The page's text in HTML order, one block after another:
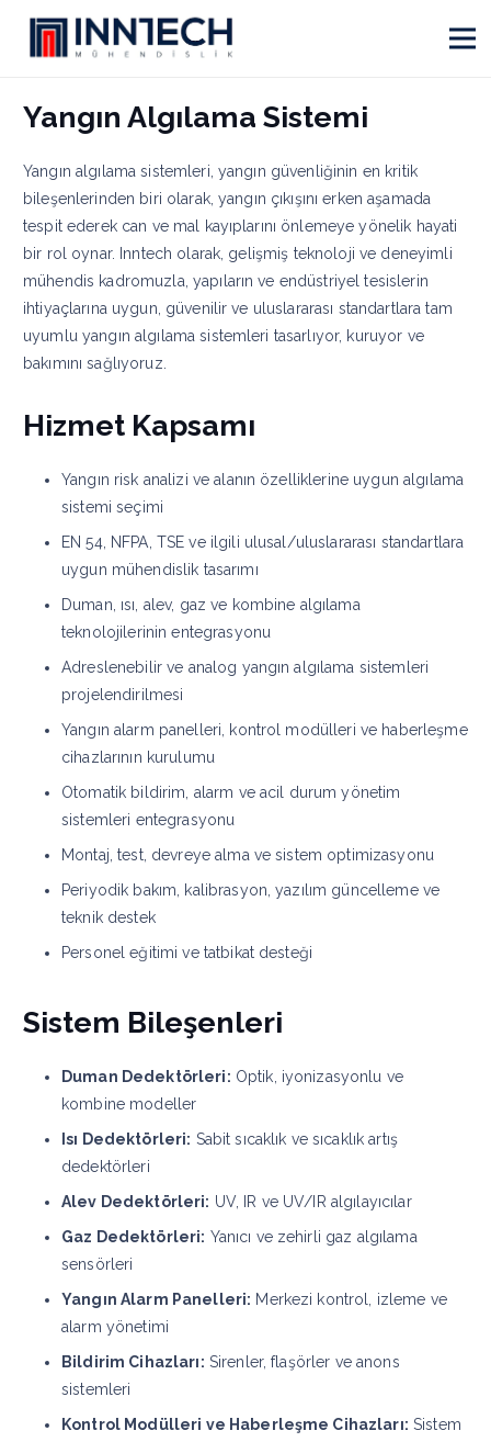
Yangın Algılama Sistemi
Yangın algılama sistemleri, yangın güvenliğinin en kritik
bileşenlerinden biri olarak, yangın çıkışını erken aşamada
tespit ederek can ve mal kayıplarını önlemeye yönelik hayati
bir rol oynar. Inntech olarak, gelişmiş teknoloji ve deneyimli
mühendis kadromuzla, yapıların ve endüstriyel tesislerin
ihtiyaçlarına uygun, güvenilir ve uluslararası standartlara tam
uyumlu yangın algılama sistemleri tasarlıyor, kuruyor ve
bakımını sağlıyoruz.
Hizmet Kapsamı
Yangın risk analizi ve alanın özelliklerine uygun algılama
sistemi seçimi
EN 54, NFPA, TSE ve ilgili ulusal/uluslararası standartlara
uygun mühendislik tasarımı
Duman, ısı, alev, gaz ve kombine algılama
teknolojilerinin entegrasyonu
Adreslenebilir ve analog yangın algılama sistemleri
projelendirilmesi
Yangın alarm panelleri, kontrol modülleri ve haberleşme
cihazlarının kurulumu
Otomatik bildirim, alarm ve acil durum yönetim
sistemleri entegrasyonu
Montaj, test, devreye alma ve sistem optimizasyonu
Periyodik bakım, kalibrasyon, yazılım güncelleme ve
teknik destek
Personel eğitimi ve tatbikat desteği
Sistem Bileşenleri
Duman Dedektörleri: Optik, iyonizasyonlu ve
kombine modeller
Isı Dedektörleri: Sabit sıcaklık ve sıcaklık artış
dedektörleri
Alev Dedektörleri: UV, IR ve UV/IR algılayıcılar
Gaz Dedektörleri: Yanıcı ve zehirli gaz algılama
sensörleri
Yangın Alarm Panelleri: Merkezi kontrol, izleme ve
alarm yönetimi
Bildirim Cihazları: Sirenler, flaşörler ve anons
sistemleri
Kontrol Modülleri ve Haberleşme Cihazları: Sistem